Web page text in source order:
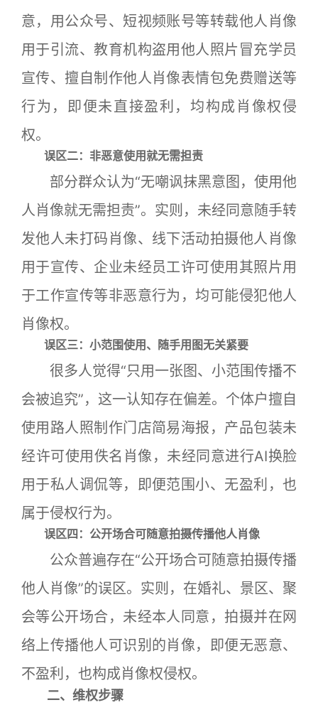
意，用公众号、短视频账号等转载他人肖像
用于引流、教育机构盗用他人照片冒充学员
宣传、擅自制作他人肖像表情包免费赠送等
行为，即便未直接盈利，均构成肖像权侵
权。
误区二：非恶意使用就无需担责
部分群众认为“无嘲讽抹黑意图，使用他
人肖像就无需担责”。实则，未经同意随手转
发他人未打码肖像、线下活动拍摄他人肖像
用于宣传、企业未经员工许可使用其照片用
于工作宣传等非恶意行为，均可能侵犯他人
肖像权。
误区三：小范围使用、随手用图无关紧要
很多人觉得“只用一张图、小范围传播不
会被追究”，这一认知存在偏差。个体户擅自
使用路人照制作门店简易海报，产品包装未
经许可使用佚名肖像，未经同意进行AI换脸
用于私人调侃等，即便范围小、无盈利，也
属于侵权行为。
误区四：公开场合可随意拍摄传播他人肖像
公众普遍存在“公开场合可随意拍摄传播
他人肖像”的误区。实则，在婚礼、景区、聚
会等公开场合，未经本人同意，拍摄并在网
络上传播他人可识别的肖像，即便无恶意、
不盈利，也构成肖像权侵权。
二、维权步骤